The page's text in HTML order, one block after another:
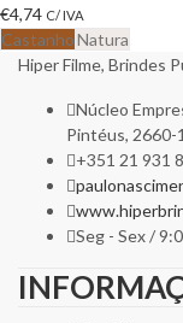
€4,74 C/ IVA
CastanhoNatura
Hiper Filme, Brindes
Núcleo
Pintéus, 2660-
+351 21 931
Seg - Sex /